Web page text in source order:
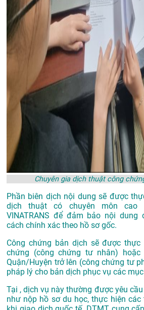
Chuyên gia dịch thuật công
Phần biên dịch nội dung sẽ được
dịch thuật có chuyên môn
VINATRANS để đảm bảo nội dung
cách chính xác theo hồ sơ gốc.
Công chứng bản dịch sẽ được thực
chứng (công chứng tư nhân)
Quận/Huyện trở lên (công chứng tư
pháp lý cho bản dịch phục vụ các
Tại , dịch vụ này thường được yêu
như nộp hồ sơ du học, thực hiện